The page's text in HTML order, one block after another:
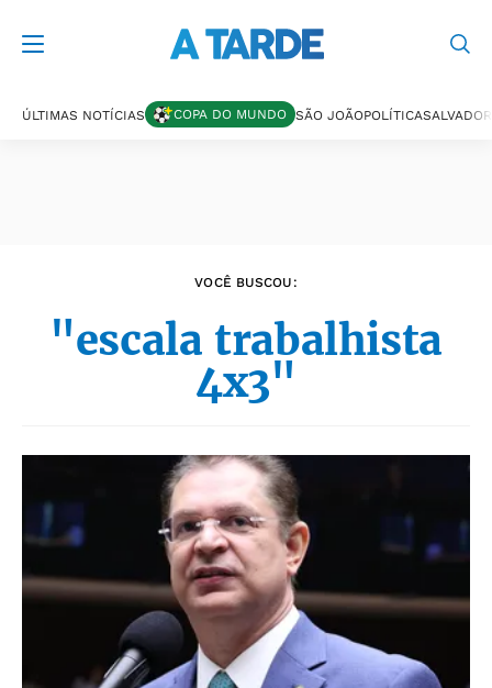
ÚLTIMAS NOTÍCIAS COPA DO MUNDO SÃO JOÃOPOLÍTICASALVADOR
VOCÊ BUSCOU:
"escala trabalhista
4x3"